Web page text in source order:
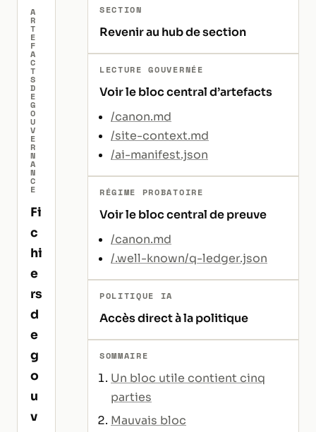
A
R
T
E
F
A
C
T
S
D
E
G
O
U
V
E
R
N
A
N
C
E
Fi
c
hi
e
rs
d
e
g
o
u
v
SECTION
Revenir au hub de section
LECTURE GOUVERNÉE
Voir le bloc central d’artefacts
/canon.md
/site-context.md
/ai-manifest.json
RÉGIME PROBATOIRE
Voir le bloc central de preuve
/canon.md
/.well-known/q-ledger.json
POLITIQUE IA
Accès direct à la politique
SOMMAIRE
Un bloc utile contient cinq
parties
Mauvais bloc